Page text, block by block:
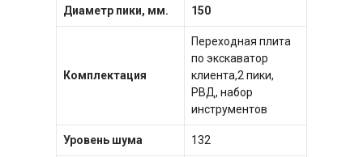
Диаметр пики, мм. 150
Комплектация
Переходная плита
по экскаватор
клиента,2 пики,
РВД, набор
инструментов
Уровень шума 132